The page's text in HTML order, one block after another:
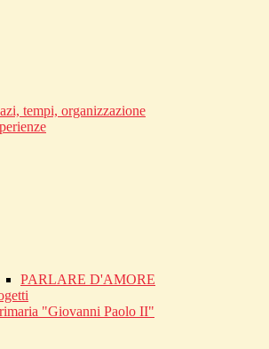
tempi, organizzazione
PARLARE D'AMORE
"Giovanni Paolo II"